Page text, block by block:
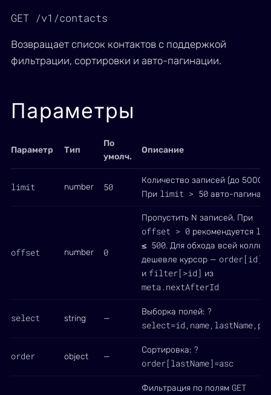
GET /v1/contacts
Возвращает список контактов с поддержкой
фильтрации, сортировки и авто-пагинации.
Параметры
Параметр Тип
По
умолч.
Описание
limit number 50
Количество записей (до 5000).
При limit > 50 авто-
offset number 0
Пропустить N записей. При
offset > 0 рекомендуется
≤ 500. Для обхода всей
дешевле курсор —
и filter[>id] из
meta.nextAfterId
select string —
Выборка полей: ?
order object —
Сортировка: ?
order[lastName]=asc
Фильтрация по полям GET